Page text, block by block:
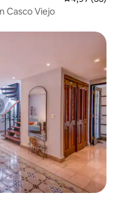
Casco Viejo